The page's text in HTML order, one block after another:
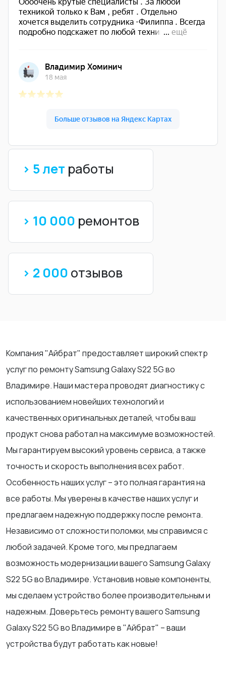
> 5 лет работы
> 10 000 ремонтов
> 2 000 отзывов
Компания "Айбрат" предоставляет широкий спектр
услуг по ремонту Samsung Galaxy S22 5G во
Владимире. Наши мастера проводят диагностику с
использованием новейших технологий и
качественных оригинальных деталей, чтобы ваш
продукт снова работал на максимуме возможностей.
Мы гарантируем высокий уровень сервиса, а также
точность и скорость выполнения всех работ.
Особенность наших услуг – это полная гарантия на
все работы. Мы уверены в качестве наших услуг и
предлагаем надежную поддержку после ремонта.
Независимо от сложности поломки, мы справимся с
любой задачей. Кроме того, мы предлагаем
возможность модернизации вашего Samsung Galaxy
S22 5G во Владимире. Установив новые компоненты,
мы сделаем устройство более производительным и
надежным. Доверьтесь ремонту вашего Samsung
Galaxy S22 5G во Владимире в "Айбрат" – ваши
устройства будут работать как новые!